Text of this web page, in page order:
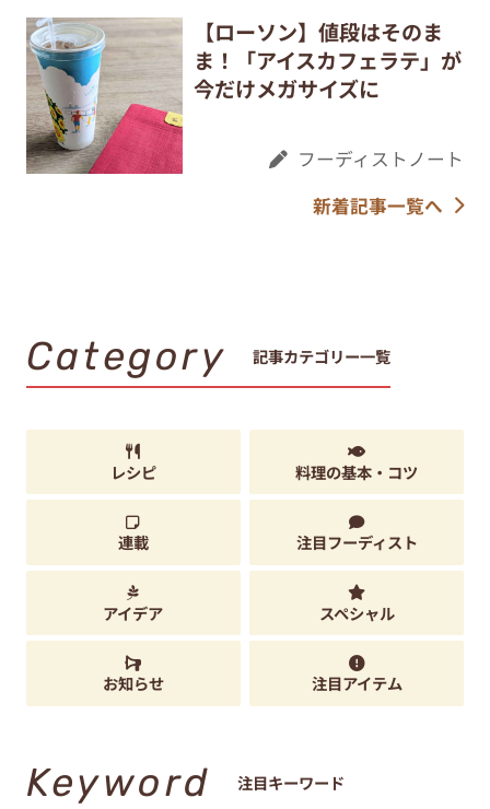
【ローソン】値段はそのま
ま！「アイスカフェラテ」が
今だけメガサイズに
フーディストノート
新着記事一覧へ
Category 記事カテゴリー一覧
レシピ 料理の基本・コツ
連載 注目フーディスト
アイデア スペシャル
お知らせ 注目アイテム
Keyword 注目キーワード